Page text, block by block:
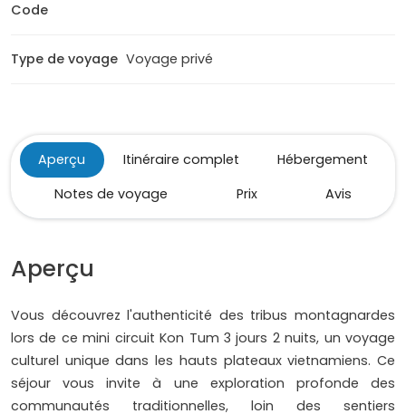
Code
Type de voyage Voyage privé
Aperçu Itinéraire complet
Hébergement
Notes de voyage
Prix Avis
Aperçu
Vous découvrez l'authenticité des tribus montagnardes
lors de ce mini circuit Kon Tum 3 jours 2 nuits, un voyage
culturel unique dans les hauts plateaux vietnamiens. Ce
séjour vous invite à une exploration profonde des
communautés traditionnelles, loin des sentiers